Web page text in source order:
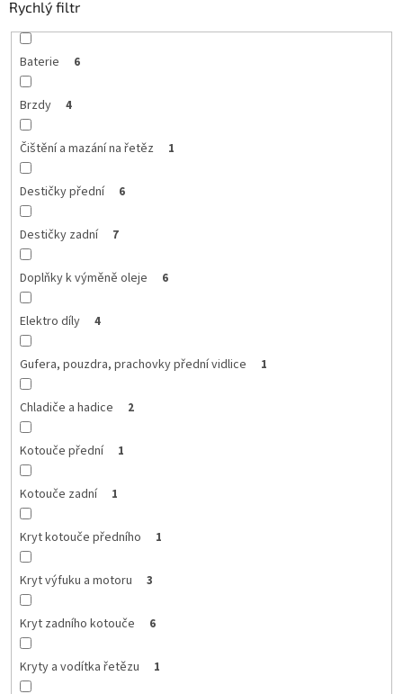
Rychlý filtr
Baterie 6
Brzdy 4
Čištění a mazání na řetěz 1
Destičky přední 6
Destičky zadní 7
Doplňky k výměně oleje 6
Elektro díly 4
Gufera, pouzdra, prachovky přední vidlice 1
Chladiče a hadice 2
Kotouče přední 1
Kotouče zadní 1
Kryt kotouče předního 1
Kryt výfuku a motoru 3
Kryt zadního kotouče 6
Kryty a vodítka řetězu 1